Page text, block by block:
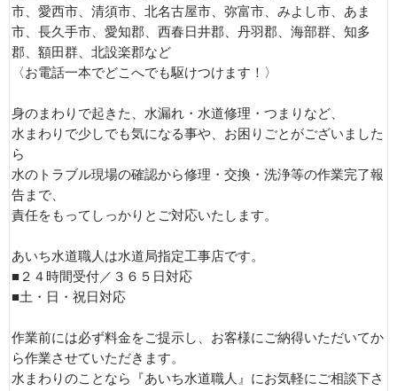
市、愛西市、清須市、北名古屋市、弥富市、みよし市、あま
市、長久手市、愛知郡、西春日井郡、丹羽郡、海部群、知多
郡、額田群、北設楽郡など
〈お電話一本でどこへでも駆けつけます！〉
身のまわりで起きた、水漏れ・水道修理・つまりなど、
水まわりで少しでも気になる事や、お困りごとがございました
ら
水のトラブル現場の確認から修理・交換・洗浄等の作業完了報
告まで、
責任をもってしっかりとご対応いたします。
あいち水道職人は水道局指定工事店です。
■２４時間受付／３６５日対応
■土・日・祝日対応
作業前には必ず料金をご提示し、お客様にご納得いただいてか
ら作業させていただきます。
水まわりのことなら『あいち水道職人』にお気軽にご相談下さ